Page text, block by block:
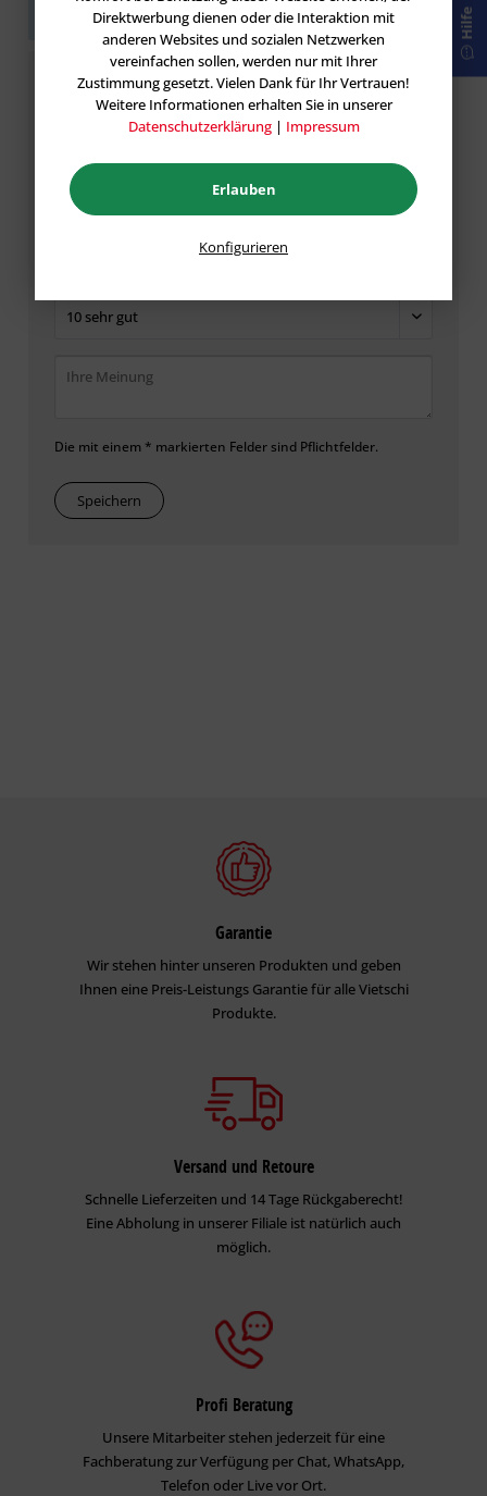
Sie die erste Bewertung ab.
Bewertung schreiben
Bewertungen werden nach Überprüfung
Die mit einem * markierten Felder sind Pflichtfelder.
Speichern
Garantie
Wir stehen hinter unseren Produkten und geben
Ihnen eine Preis-Leistungs Garantie für alle Vietschi
Produkte.
Versand und Retoure
Schnelle Lieferzeiten und 14 Tage Rückgaberecht!
Eine Abholung in unserer Filiale ist natürlich auch
möglich.
Profi Beratung
Unsere Mitarbeiter stehen jederzeit für eine
Fachberatung zur Verfügung per Chat, WhatsApp,
Telefon oder Live vor Ort.
Hilfe
Direktwerbung dienen oder die Interaktion mit
anderen Websites und sozialen Netzwerken
vereinfachen sollen, werden nur mit Ihrer
Zustimmung gesetzt. Vielen Dank für Ihr Vertrauen!
Weitere Informationen erhalten Sie in unserer
Datenschutzerklärung| Impressum
Erlauben
Konfigurieren